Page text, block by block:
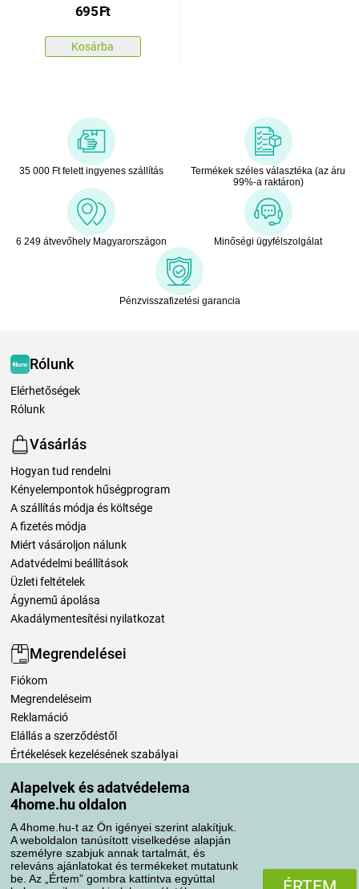
Alapelvek és adatvédelema
4home.hu oldalon
A 4home.hu-t az Ön igényei szerint alakítjuk.
A weboldalon tanúsított viselkedése alapján
személyre szabjuk annak tartalmát, és
releváns ajánlatokat és termékeket mutatunk
be. Az „Értem” gombra kattintva egyúttal
695Ft
Kosárba
35 000 Ft felett ingyenes szállítás
Termékek széles választéka (az áru
99%-a raktáron)
6 249 átvevőhely Magyarországon Minőségi ügyfélszolgálat
Pénzvisszafizetési garancia
Rólunk
Elérhetőségek
Rólunk
Vásárlás
Hogyan tud rendelni
Kényelempontok hűségprogram
A szállítás módja és költsége
A fizetés módja
Miért vásároljon nálunk
Adatvédelmi beállítások
Üzleti feltételek
Ágynemű ápolása
Akadálymentesítési nyilatkozat
Megrendelései
Fiókom
Megrendeléseim
Reklamáció
Elállás a szerződéstől
Értékelések kezelésének szabályai
Szállítási módok
Fizetési módok